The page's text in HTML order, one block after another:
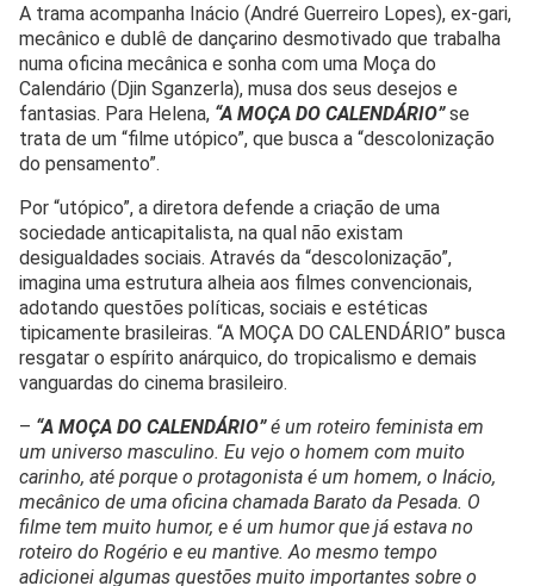
A trama acompanha Inácio (André Guerreiro Lopes), ex-gari,
mecânico e dublê de dançarino desmotivado que trabalha
numa oficina mecânica e sonha com uma Moça do
Calendário (Djin Sganzerla), musa dos seus desejos e
fantasias. Para Helena, “A MOÇA DO CALENDÁRIO”se
trata de um “filme utópico”, que busca a “descolonização
do pensamento”.
Por “utópico”, a diretora defende a criação de uma
sociedade anticapitalista, na qual não existam
desigualdades sociais. Através da “descolonização”,
imagina uma estrutura alheia aos filmes convencionais,
adotando questões políticas, sociais e estéticas
tipicamente brasileiras. “A MOÇA DO CALENDÁRIO” busca
resgatar o espírito anárquico, do tropicalismo e demais
vanguardas do cinema brasileiro.
– “A MOÇA DO CALENDÁRIO”é um roteiro feminista em
um universo masculino. Eu vejo o homem com muito
carinho, até porque o protagonista é um homem, o Inácio,
mecânico de uma oficina chamada Barato da Pesada. O
filme tem muito humor, e é um humor que já estava no
roteiro do Rogério e eu mantive. Ao mesmo tempo
adicionei algumas questões muito importantes sobre o